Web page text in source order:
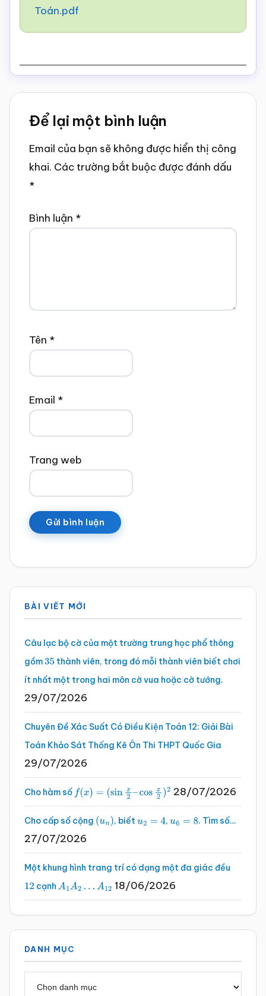
Toán.pdf
Reader
Interactions
Để lại một bình luận
Email của bạn sẽ không được hiển thị công
khai. Các trường bắt buộc được đánh dấu
*
Bình luận *
Tên *
Email *
Trang web
Sidebar
chính
BÀI VIẾT MỚI
Câu lạc bộ cờ của một trường trung học phổ thông
gồm35 thành viên, trong đó mỗi thành viên biết chơi
ít nhất một trong hai môn cờ vua hoặc cờ tướng.
29/07/2026
Chuyên Đề Xác Suất Có Điều Kiện Toán 12: Giải Bài
Toán Khảo Sát Thống Kê Ôn Thi THPT Quốc Gia
29/07/2026
Cho hàm số f(x)=(sinx2 –cosx2 )2 28/07/2026
Cho cấp số cộng (un), biếtu2 =4 , u6 =8 . Tìm số…
27/07/2026
Một khung hình trang trí có dạng một đa giác đều
12 cạnh A1A2…A 12 18/06/2026
DANH MỤC